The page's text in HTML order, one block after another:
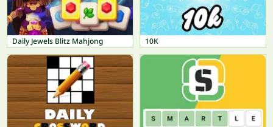
Daily Jewels Blitz Mahjong 10K